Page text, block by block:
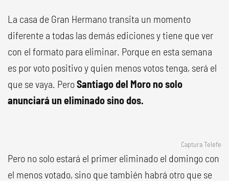
La casa de Gran Hermano transita un momento
diferente a todas las demás ediciones y tiene que ver
con el formato para eliminar. Porque en esta semana
es por voto positivo y quien menos votos tenga, será el
que se vaya. PeroSantiago del Moro no solo
anunciará un eliminado sino dos.
Captura Telefe
Pero no solo estará el primer eliminado el domingo con
el menos votado, sino que también habrá otro que se